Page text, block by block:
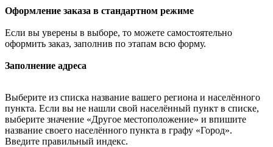
Оформление заказа в стандартном режиме
Если вы уверены в выборе, то можете самостоятельно
оформить заказ, заполнив по этапам всю форму.
Заполнение адреса
Выберите из списка название вашего региона и населённого
пункта. Если вы не нашли свой населённый пункт в списке,
выберите значение «Другое местоположение» и впишите
название своего населённого пункта в графу «Город».
Введите правильный индекс.